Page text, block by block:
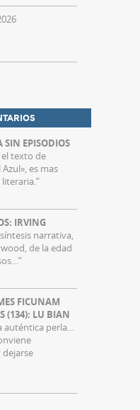
SIN EPISODIOS
texto de
es mas
literaria.”
IRVING
narrativa,
de la edad
”
FICUNAM
(134): LU BIAN
auténtica perla…
dejarse